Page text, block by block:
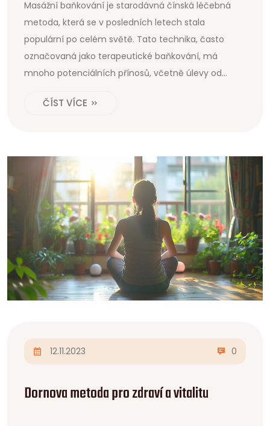
Masážní baňkování je starodávná čínská léčebná
metoda, která se v posledních letech stala
populární po celém světě. Tato technika, často
označovaná jako terapeutické baňkování, má
mnoho potenciálních přínosů, včetně úlevy od
pohled na to, jak masážní baňkování funguje, jeho
ČÍST VÍCE
12.11.2023 0
Dornova metoda pro zdraví a vitalitu